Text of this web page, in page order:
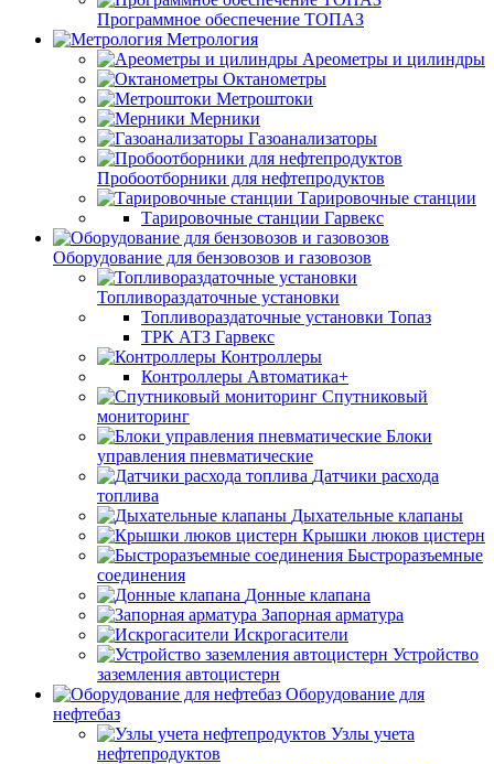
Программное обеспечение ТОПАЗ
Метрология
Ареометры и цилиндры
Октанометры
Метроштоки
Мерники
Газоанализаторы
Пробоотборники для нефтепродуктов
Тарировочные станции
Тарировочные станции Гарвекс
Оборудование для бензовозов и газовозов
Топливораздаточные установки
Топливораздаточные установки Топаз
ТРК АТЗ Гарвекс
Контроллеры
Контроллеры Автоматика+
Спутниковый
мониторинг
Блоки
управления пневматические
Датчики расхода
топлива
Дыхательные клапаны
Крышки люков цистерн
Быстроразъемные
соединения
Донные клапана
Запорная арматура
Искрогасители
Устройство
заземления автоцистерн
Оборудование для
нефтебаз
Узлы учета
нефтепродуктов